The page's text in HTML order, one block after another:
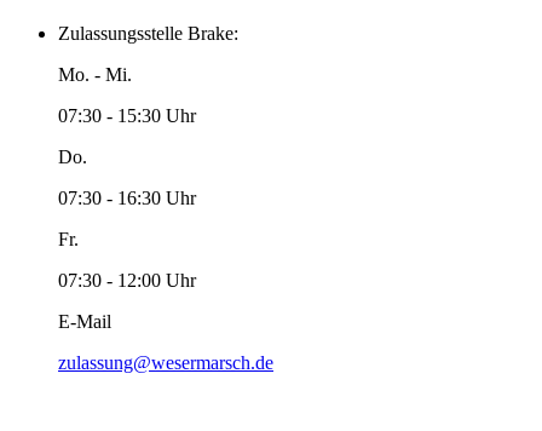
Zulassungsstelle Brake:
Mo. - Mi.
07:30 - 15:30 Uhr
Do.
07:30 - 16:30 Uhr
Fr.
07:30 - 12:00 Uhr
E-Mail
zulassung@wesermarsch.de